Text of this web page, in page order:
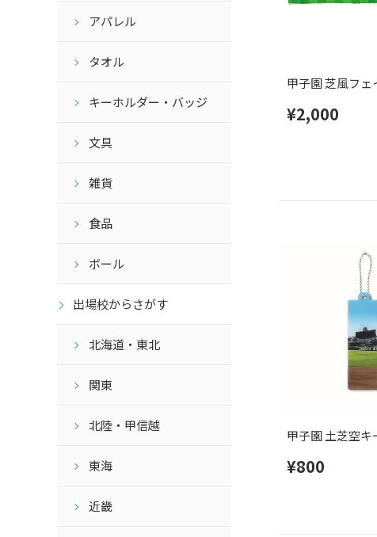
アパレル
タオル
キーホルダー・バッジ
文具
雑貨
食品
ボール
出場校からさがす
北海道・東北
関東
北陸・甲信越
東海
近畿
甲子園 芝風フェ
¥2,000
甲子園 土芝空キ
¥800